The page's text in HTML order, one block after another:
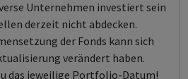
Unternehmen investiert sein
derzeit nicht abdecken.
der Fonds kann sich
verändert haben.
das jeweilige Portfolio-Datum!